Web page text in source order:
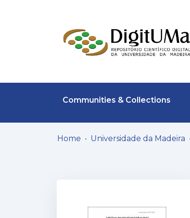
Communities & Collections
Home Universidade da Madeira